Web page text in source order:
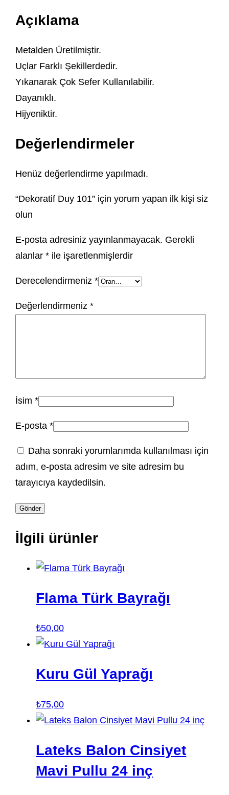
Açıklama
Metalden Üretilmiştir.
Uçlar Farklı Şekillerdedir.
Yıkanarak Çok Sefer Kullanılabilir.
Dayanıklı.
Hijyeniktir.
Değerlendirmeler
Henüz değerlendirme yapılmadı.
“Dekoratif Duy 101” için yorum yapan ilk kişi siz
olun
E-posta adresiniz yayınlanmayacak. Gerekli
alanlar* ile işaretlenmişlerdir
Derecelendirmeniz*
Değerlendirmeniz*
İsim*
E-posta*
Daha sonraki yorumlarımda kullanılması için
adım, e-posta adresim ve site adresim bu
tarayıcıya kaydedilsin.
İlgili ürünler
Flama Türk Bayrağı
₺50,00
Kuru Gül Yaprağı
₺75,00
Lateks Balon Cinsiyet
Mavi Pullu 24 inç